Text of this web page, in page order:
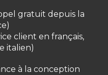
gratuit depuis la
client en français,
italien)
à la conception